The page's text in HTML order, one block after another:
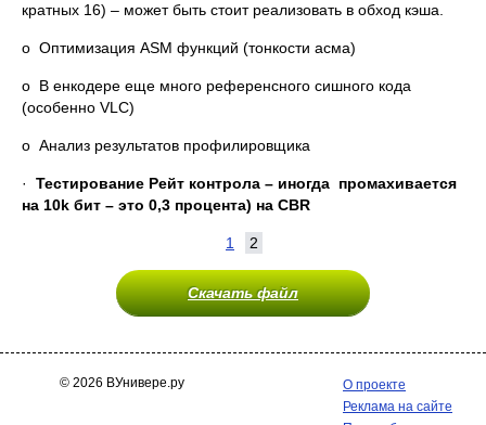
кратных 16) – может быть стоит реализовать в обход кэша.
o Оптимизация ASM функций (тонкости асма)
o В енкодере еще много референсного сишного кода
(особенно VLC)
o Анализ результатов профилировщика
· Тестирование Рейт контрола – иногда промахивается
на 10k бит – это 0,3 процента) на CBR
1 2
Скачать файл
© 2026 ВУнивере.ру
О проекте
Реклама на сайте